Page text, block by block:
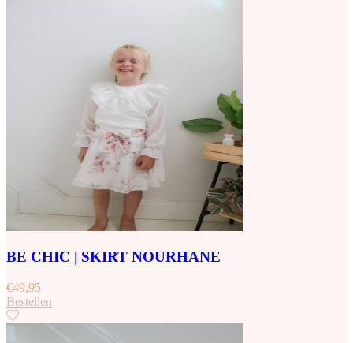
BE CHIC | SKIRT NOURHANE
€49,95
Bestellen